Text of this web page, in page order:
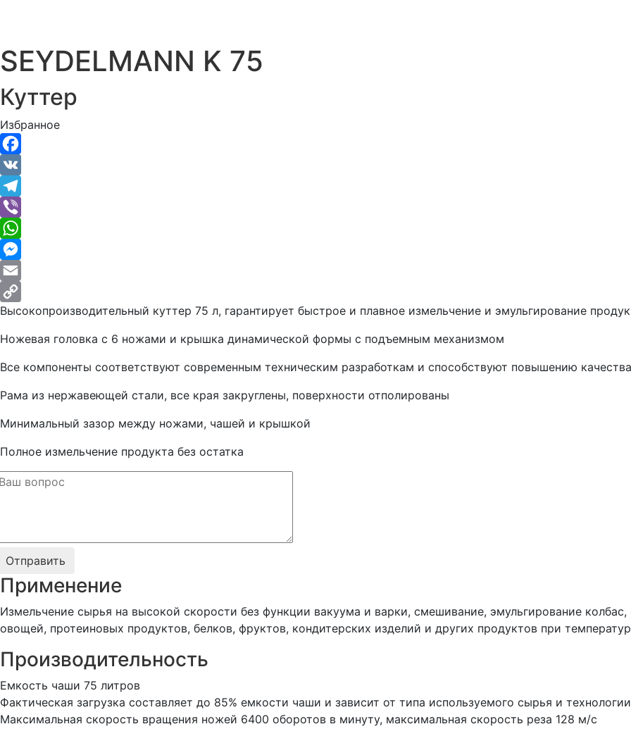
SEYDELMANN K 75
Куттер
Избранное
Facebook
VK
Telegram
Viber
WhatsApp
Messenger
Email
Copy
Link
Высокопроизводительный куттер 75 л, гарантирует быстрое и плавное измельчение и эмульгирование
Ножевая головка с 6 ножами и крышка динамической формы с подъемным механизмом
Все компоненты соответствуют современным техническим разработкам и способствуют повышению
Рама из нержавеющей стали, все края закруглены, поверхности отполированы
Минимальный зазор между ножами, чашей и крышкой
Полное измельчение продукта без остатка
Применение
Измельчение сырья на высокой скорости без функции вакуума и варки, смешивание, эмульгирование
овощей, протеиновых продуктов, белков, фруктов, кондитерских изделий и других продуктов при
Производительность
Емкость чаши 75 литров
Фактическая загрузка составляет до 85% емкости чаши и зависит от типа используемого сырья и
Максимальная скорость вращения ножей 6400 оборотов в минуту, максимальная скорость реза 128 м/с